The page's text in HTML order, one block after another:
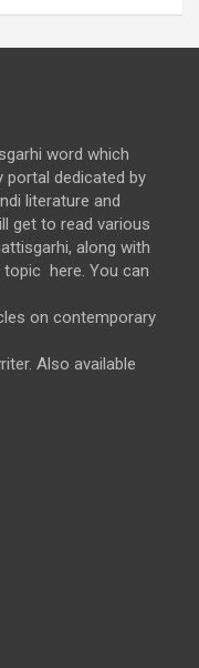
word which
portal dedicated by
literature and
get to read various
along with
here. You can
on contemporary
Also available